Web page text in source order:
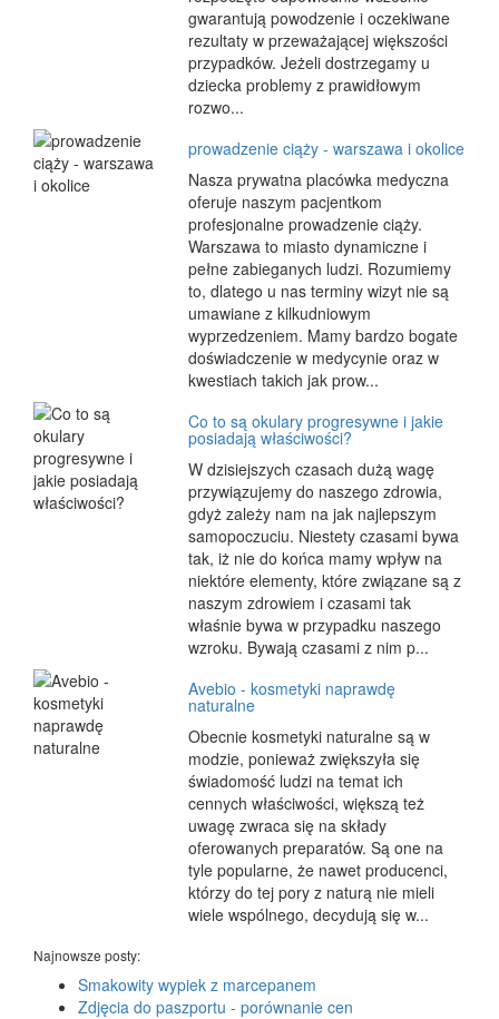
gwarantują powodzenie i oczekiwane
rezultaty w przeważającej większości
przypadków. Jeżeli dostrzegamy u
dziecka problemy z prawidłowym
rozwo...
prowadzenie ciąży - warszawa i okolice
Nasza prywatna placówka medyczna
oferuje naszym pacjentkom
profesjonalne prowadzenie ciąży.
Warszawa to miasto dynamiczne i
pełne zabieganych ludzi. Rozumiemy
to, dlatego u nas terminy wizyt nie są
umawiane z kilkudniowym
wyprzedzeniem. Mamy bardzo bogate
doświadczenie w medycynie oraz w
kwestiach takich jak prow...
Co to są okulary progresywne i jakie
posiadają właściwości?
W dzisiejszych czasach dużą wagę
przywiązujemy do naszego zdrowia,
gdyż zależy nam na jak najlepszym
samopoczuciu. Niestety czasami bywa
tak, iż nie do końca mamy wpływ na
niektóre elementy, które związane są z
naszym zdrowiem i czasami tak
właśnie bywa w przypadku naszego
wzroku. Bywają czasami z nim p...
Avebio - kosmetyki naprawdę
naturalne
Obecnie kosmetyki naturalne są w
modzie, ponieważ zwiększyła się
świadomość ludzi na temat ich
cennych właściwości, większą też
uwagę zwraca się na składy
oferowanych preparatów. Są one na
tyle popularne, że nawet producenci,
którzy do tej pory z naturą nie mieli
wiele wspólnego, decydują się w...
Najnowsze posty:
Smakowity wypiek z marcepanem
Zdjęcia do paszportu - porównanie cen